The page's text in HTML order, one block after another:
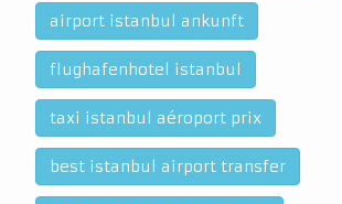
airport istanbul ankunft
flughafenhotel istanbul
taxi istanbul aéroport prix
best istanbul airport transfer